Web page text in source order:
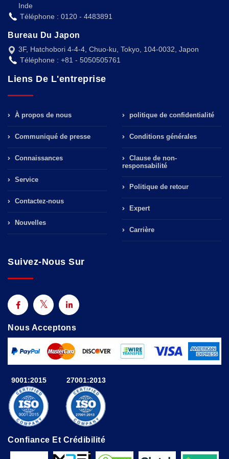
Inde
Téléphone : 0120 - 4483891
Bureau Du Japon
3F, Hatchobori 4-4-4, Chuo-ku, Tokyo, 104-0032, Japon
Téléphone : +81 - 5050505761
Liens De L'entreprise
À propos de nous
Communiqué de presse
Connaissances
Service
Contactez-nous
Nouvelles
politique de confidentialité
Conditions générales
Clause de non-
responsabilité
Politique de retour
Expert
Carrière
Suivez-Nous Sur
Nous Acceptons
9001:2015 27001:2013
Confiance Et Crédibilité